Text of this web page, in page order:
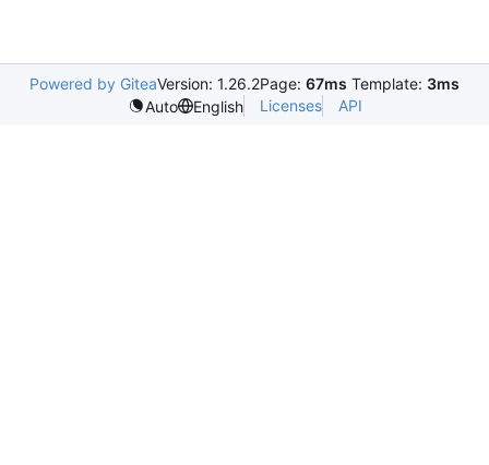
Powered by GiteaVersion: 1.26.2Page: 67ms Template: 3ms
Auto
English Licenses API